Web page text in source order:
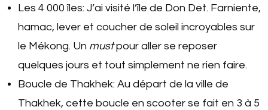
Les 4 000 îles: J’ai visité l’île de Don Det. Farniente,
hamac, lever et coucher de soleil incroyables sur
le Mékong. Un mustpour aller se reposer
quelques jours et tout simplement ne rien faire.
Boucle de Thakhek: Au départ de la ville de
Thakhek, cette boucle en scooter se fait en 3 à 5